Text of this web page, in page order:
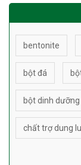
bentonite
bột đá
bột dinh dưỡng
chất trợ dung